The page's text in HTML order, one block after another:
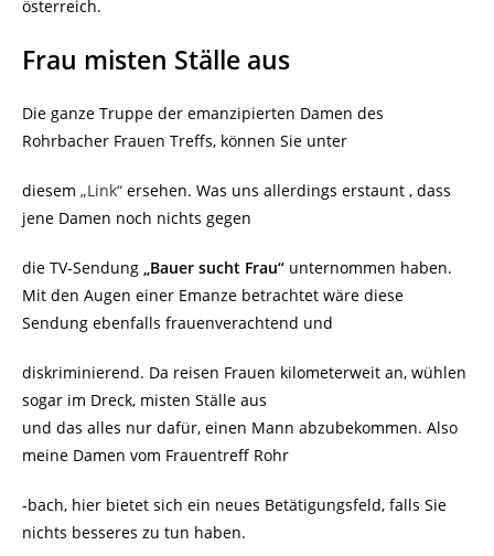
österreich.
Frau misten Ställe aus
Die ganze Truppe der emanzipierten Damen des
Rohrbacher Frauen Treffs, können Sie unter
diesem „Link“ ersehen. Was uns allerdings erstaunt , dass
jene Damen noch nichts gegen
die TV-Sendung „Bauer sucht Frau“ unternommen haben.
Mit den Augen einer Emanze betrachtet wäre diese
Sendung ebenfalls frauenverachtend und
diskriminierend. Da reisen Frauen kilometerweit an, wühlen
sogar im Dreck, misten Ställe aus
und das alles nur dafür, einen Mann abzubekommen. Also
meine Damen vom Frauentreff Rohr
-bach, hier bietet sich ein neues Betätigungsfeld, falls Sie
nichts besseres zu tun haben.